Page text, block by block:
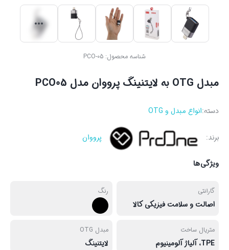
شناسه محصول: PCO-05
مبدل OTG به لایتنینگ پرووان مدل PCO05
دسته:انواع مبدل و OTG
برند: پرووان
ویژگی‌ها
گارانتی
اصالت و سلامت فیزیکی کالا
رنگ
متریال ساخت
TPE، آلیاژ آلومینیوم
مبدل OTG
لایتنینگ